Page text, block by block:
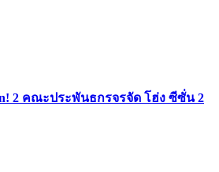
2 คณะประพันธกรจรจัด โฮ่ง ซีซั่น 2